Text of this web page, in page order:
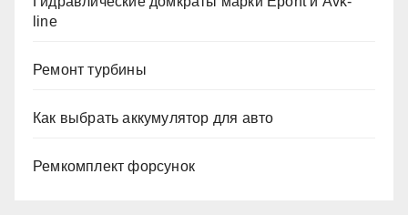
line
Ремонт турбины
Как выбрать аккумулятор для авто
Ремкомплект форсунок